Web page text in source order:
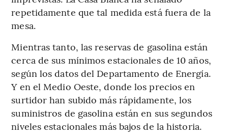
repetidamente que tal medida está fuera de la
mesa.
Mientras tanto, las reservas de gasolina están
cerca de sus mínimos estacionales de 10 años,
según los datos del Departamento de Energía.
Y en el Medio Oeste, donde los precios en
surtidor han subido más rápidamente, los
suministros de gasolina están en sus segundos
niveles estacionales más bajos de la historia.